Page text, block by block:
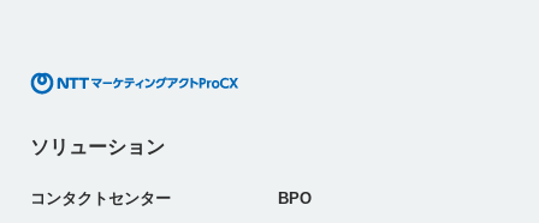
ソリューション
コンタクトセンター BPO